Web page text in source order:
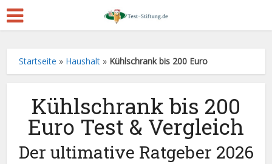
Startseite » Haushalt » Kühlschrank bis 200 Euro
Kühlschrank bis 200
Euro Test & Vergleich
Der ultimative Ratgeber 2026